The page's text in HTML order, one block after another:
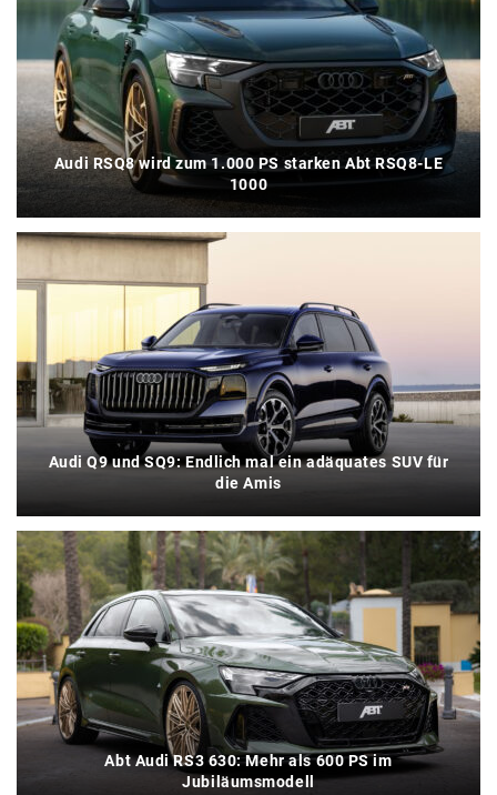
Audi RSQ8 wird zum 1.000 PS starken Abt RSQ8-LE
1000
Audi Q9 und SQ9: Endlich mal ein adäquates SUV für
die Amis
Abt Audi RS3 630: Mehr als 600 PS im
Jubiläumsmodell